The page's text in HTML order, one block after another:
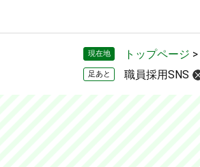
す。
し
現在地 トップページ >
足あと 職員採用SNS